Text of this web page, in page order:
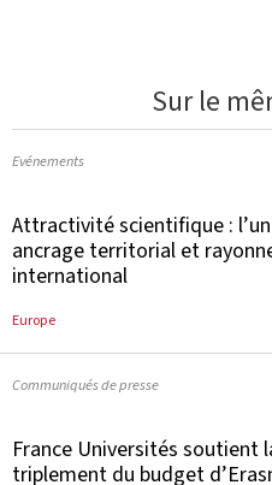
Sur le
Evénements
Attractivité scientifique :
ancrage territorial et
international
Europe
Communiqués de presse
France Universités soutient
triplement du budget